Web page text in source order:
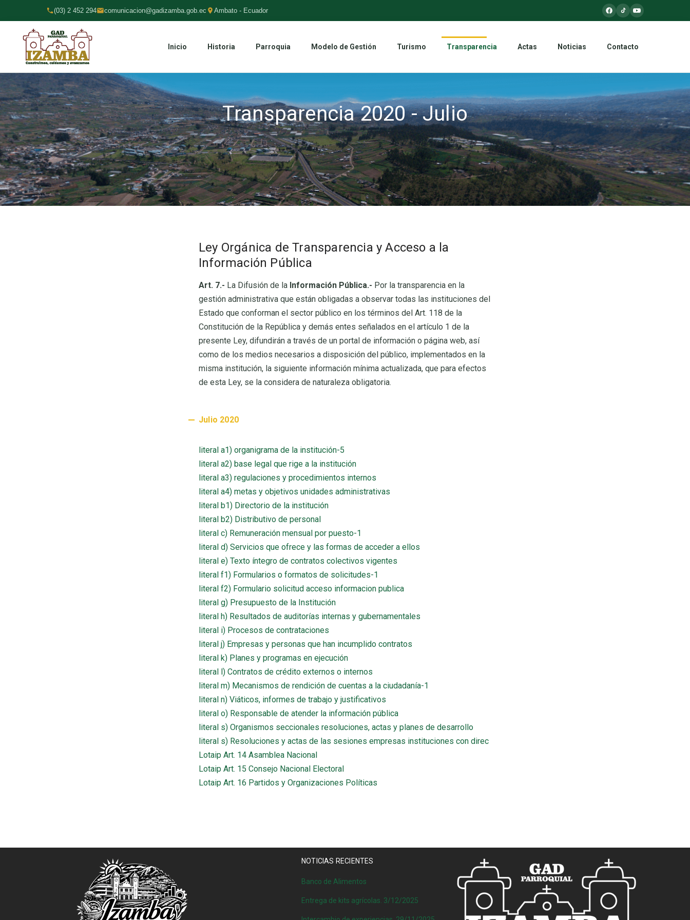
(03) 2 452 294 comunicacion@gadizamba.gob.ec Ambato - Ecuador
Inicio Historia Parroquia Modelo de Gestión Turismo Transparencia Actas Noticias Contacto
Transparencia 2020 - Julio
Ley Orgánica de Transparencia y Acceso a la
Información Pública
Art. 7.- La Difusión de la Información Pública.- Por la transparencia en la
gestión administrativa que están obligadas a observar todas las instituciones del
Estado que conforman el sector público en los términos del Art. 118 de la
Constitución de la República y demás entes señalados en el artículo 1 de la
presente Ley, difundirán a través de un portal de información o página web, así
como de los medios necesarios a disposición del público, implementados en la
misma institución, la siguiente información mínima actualizada, que para efectos
de esta Ley, se la considera de naturaleza obligatoria.
Julio 2020
literal a1) organigrama de la institución-5
literal a2) base legal que rige a la institución
literal a3) regulaciones y procedimientos internos
literal a4) metas y objetivos unidades administrativas
literal b1) Directorio de la institución
literal b2) Distributivo de personal
literal c) Remuneración mensual por puesto-1
literal d) Servicios que ofrece y las formas de acceder a ellos
literal e) Texto íntegro de contratos colectivos vigentes
literal f1) Formularios o formatos de solicitudes-1
literal f2) Formulario solicitud acceso informacion publica
literal g) Presupuesto de la Institución
literal h) Resultados de auditorías internas y gubernamentales
literal i) Procesos de contrataciones
literal j) Empresas y personas que han incumplido contratos
literal k) Planes y programas en ejecución
literal l) Contratos de crédito externos o internos
literal m) Mecanismos de rendición de cuentas a la ciudadanía-1
literal n) Viáticos, informes de trabajo y justificativos
literal o) Responsable de atender la información pública
literal s) Organismos seccionales resoluciones, actas y planes de desarrollo
literal s) Resoluciones y actas de las sesiones empresas instituciones con direc
Lotaip Art. 14 Asamblea Nacional
Lotaip Art. 15 Consejo Nacional Electoral
Lotaip Art. 16 Partidos y Organizaciones Políticas
NOTICIAS RECIENTES
Banco de Alimentos
Entrega de kits agrícolas. 3/12/2025